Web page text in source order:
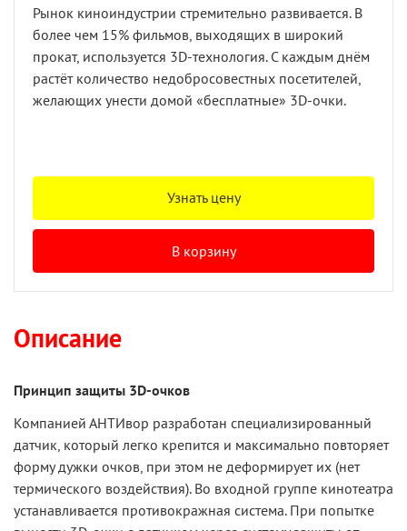
Рынок киноиндустрии стремительно развивается. В
более чем 15% фильмов, выходящих в широкий
прокат, используется 3D-технология. С каждым днём
растёт количество недобросовестных посетителей,
желающих унести домой «бесплатные» 3D-очки.
Узнать цену
В корзину
Описание
Принцип защиты 3D-очков
Компанией АНТИвор разработан специализированный
датчик, который легко крепится и максимально повторяет
форму дужки очков, при этом не деформирует их (нет
термического воздействия). Во входной группе кинотеатра
устанавливается противокражная система. При попытке